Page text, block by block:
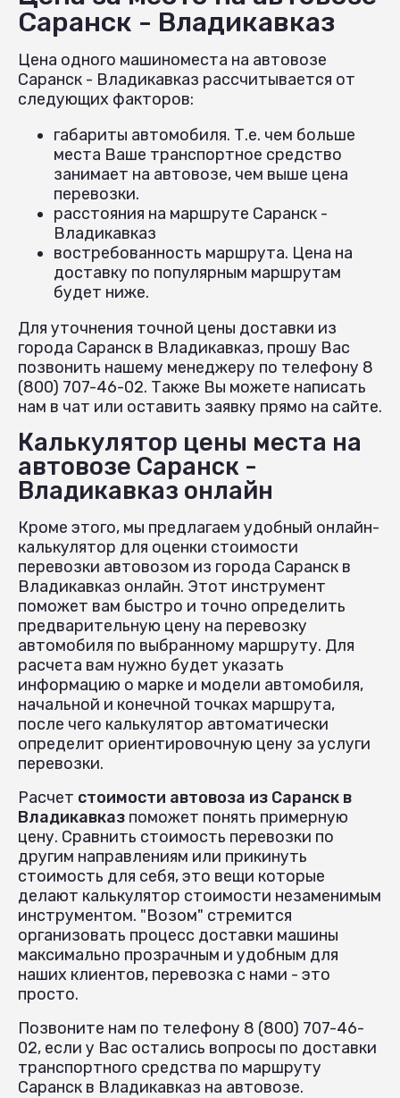
Саранск - Владикавказ
Цена одного машиноместа на автовозе
Саранск - Владикавказ рассчитывается от
следующих факторов:
габариты автомобиля. Т.е. чем больше
места Ваше транспортное средство
занимает на автовозе, чем выше цена
перевозки.
расстояния на маршруте Саранск -
Владикавказ
востребованность маршрута. Цена на
доставку по популярным маршрутам
будет ниже.
Для уточнения точной цены доставки из
города Саранск в Владикавказ, прошу Вас
позвонить нашему менеджеру по телефону 8
(800) 707-46-02. Также Вы можете написать
нам в чат или оставить заявку прямо на сайте.
Калькулятор цены места на
автовозе Саранск -
Владикавказ онлайн
Кроме этого, мы предлагаем удобный онлайн-
калькулятор для оценки стоимости
перевозки автовозом из города Саранск в
Владикавказ онлайн. Этот инструмент
поможет вам быстро и точно определить
предварительную цену на перевозку
автомобиля по выбранному маршруту. Для
расчета вам нужно будет указать
информацию о марке и модели автомобиля,
начальной и конечной точках маршрута,
после чего калькулятор автоматически
определит ориентировочную цену за услуги
перевозки.
Расчет стоимости автовоза из Саранск в
Владикавказ поможет понять примерную
цену. Сравнить стоимость перевозки по
другим направлениям или прикинуть
стоимость для себя, это вещи которые
делают калькулятор стоимости незаменимым
инструментом. "Возом" стремится
организовать процесс доставки машины
максимально прозрачным и удобным для
наших клиентов, перевозка с нами - это
просто.
Позвоните нам по телефону 8 (800) 707-46-
02, если у Вас остались вопросы по доставки
транспортного средства по маршруту
Саранск в Владикавказ на автовозе.